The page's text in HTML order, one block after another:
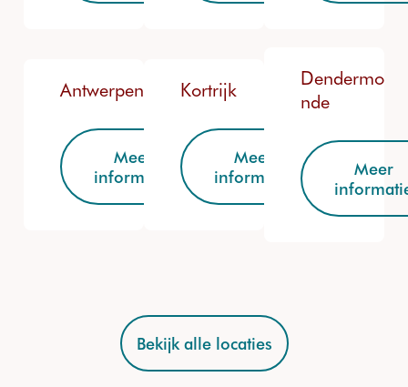
Antwerpen
Meer
informatie
Kortrijk
Meer
informatie
Dendermo
nde
Meer
Bekijk alle locaties